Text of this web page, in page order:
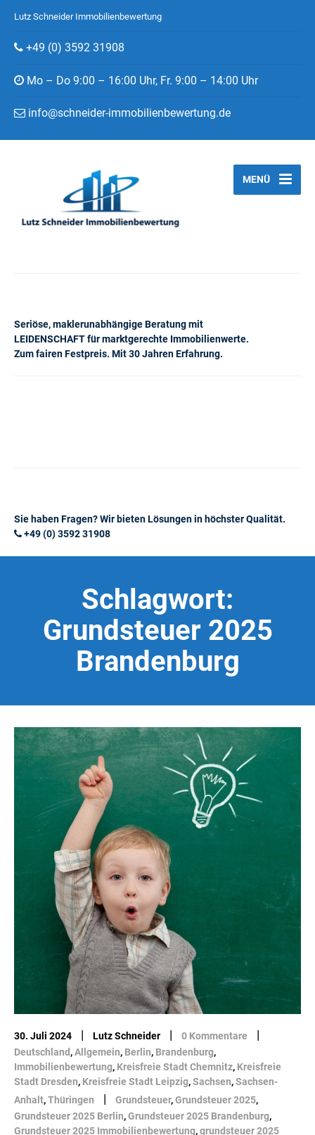
Lutz Schneider Immobilienbewertung
+49 (0) 3592 31908
Mo – Do 9:00 – 16:00 Uhr, Fr. 9:00 – 14:00 Uhr
info@schneider-immobilienbewertung.de
Seriöse, maklerunabhängige Beratung mit
LEIDENSCHAFT für marktgerechte Immobilienwerte.
Zum fairen Festpreis. Mit 30 Jahren Erfahrung.
MENÜ
Sie haben Fragen? Wir bieten Lösungen in höchster Qualität.
+49 (0) 3592 31908
Schlagwort:
Grundsteuer 2025
Brandenburg
30. Juli 2024 | Lutz Schneider | 0 Kommentare |
Deutschland ,Allgemein, Berlin, Brandenburg,
Immobilienbewertung, Kreisfreie Stadt Chemnitz, Kreisfreie
Stadt Dresden, Kreisfreie Stadt Leipzig,Sachsen,Sachsen-
Anhalt,Thüringen | Grundsteuer,Grundsteuer 2025,
Grundsteuer 2025 Berlin,Grundsteuer 2025 Brandenburg,
Grundsteuer 2025 Immobilienbewertung,grundsteuer 2025